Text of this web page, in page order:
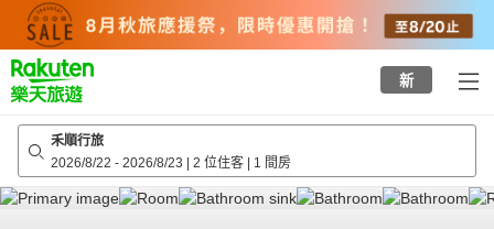
top
page
新
禾順行旅
2026/8/22 - 2026/8/23 | 2 位住客 | 1 間房